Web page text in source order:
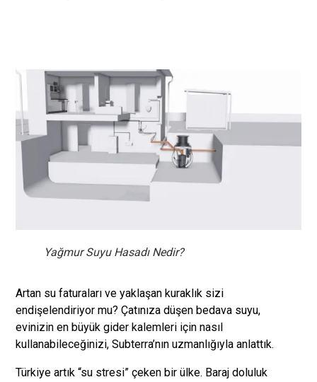
Yağmur Suyu Hasadı Nedir?
Artan su faturaları ve yaklaşan kuraklık sizi
endişelendiriyor mu? Çatınıza düşen bedava suyu,
evinizin en büyük gider kalemleri için nasıl
kullanabileceğinizi, Subterra’nın uzmanlığıyla anlattık.
Türkiye artık “su stresi” çeken bir ülke. Baraj doluluk